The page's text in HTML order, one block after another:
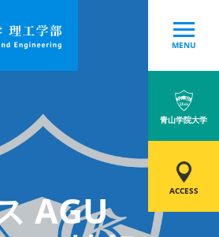
MENU
青山学院大学
ACCESS
AGU